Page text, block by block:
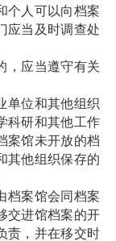
个人可以向档案
应当及时调查处
，应当遵守有关
位和其他组织
科研和其他工作
案馆未开放的档
其他组织保存的
案馆会同档案
交进馆档案的开
责，并在移交时